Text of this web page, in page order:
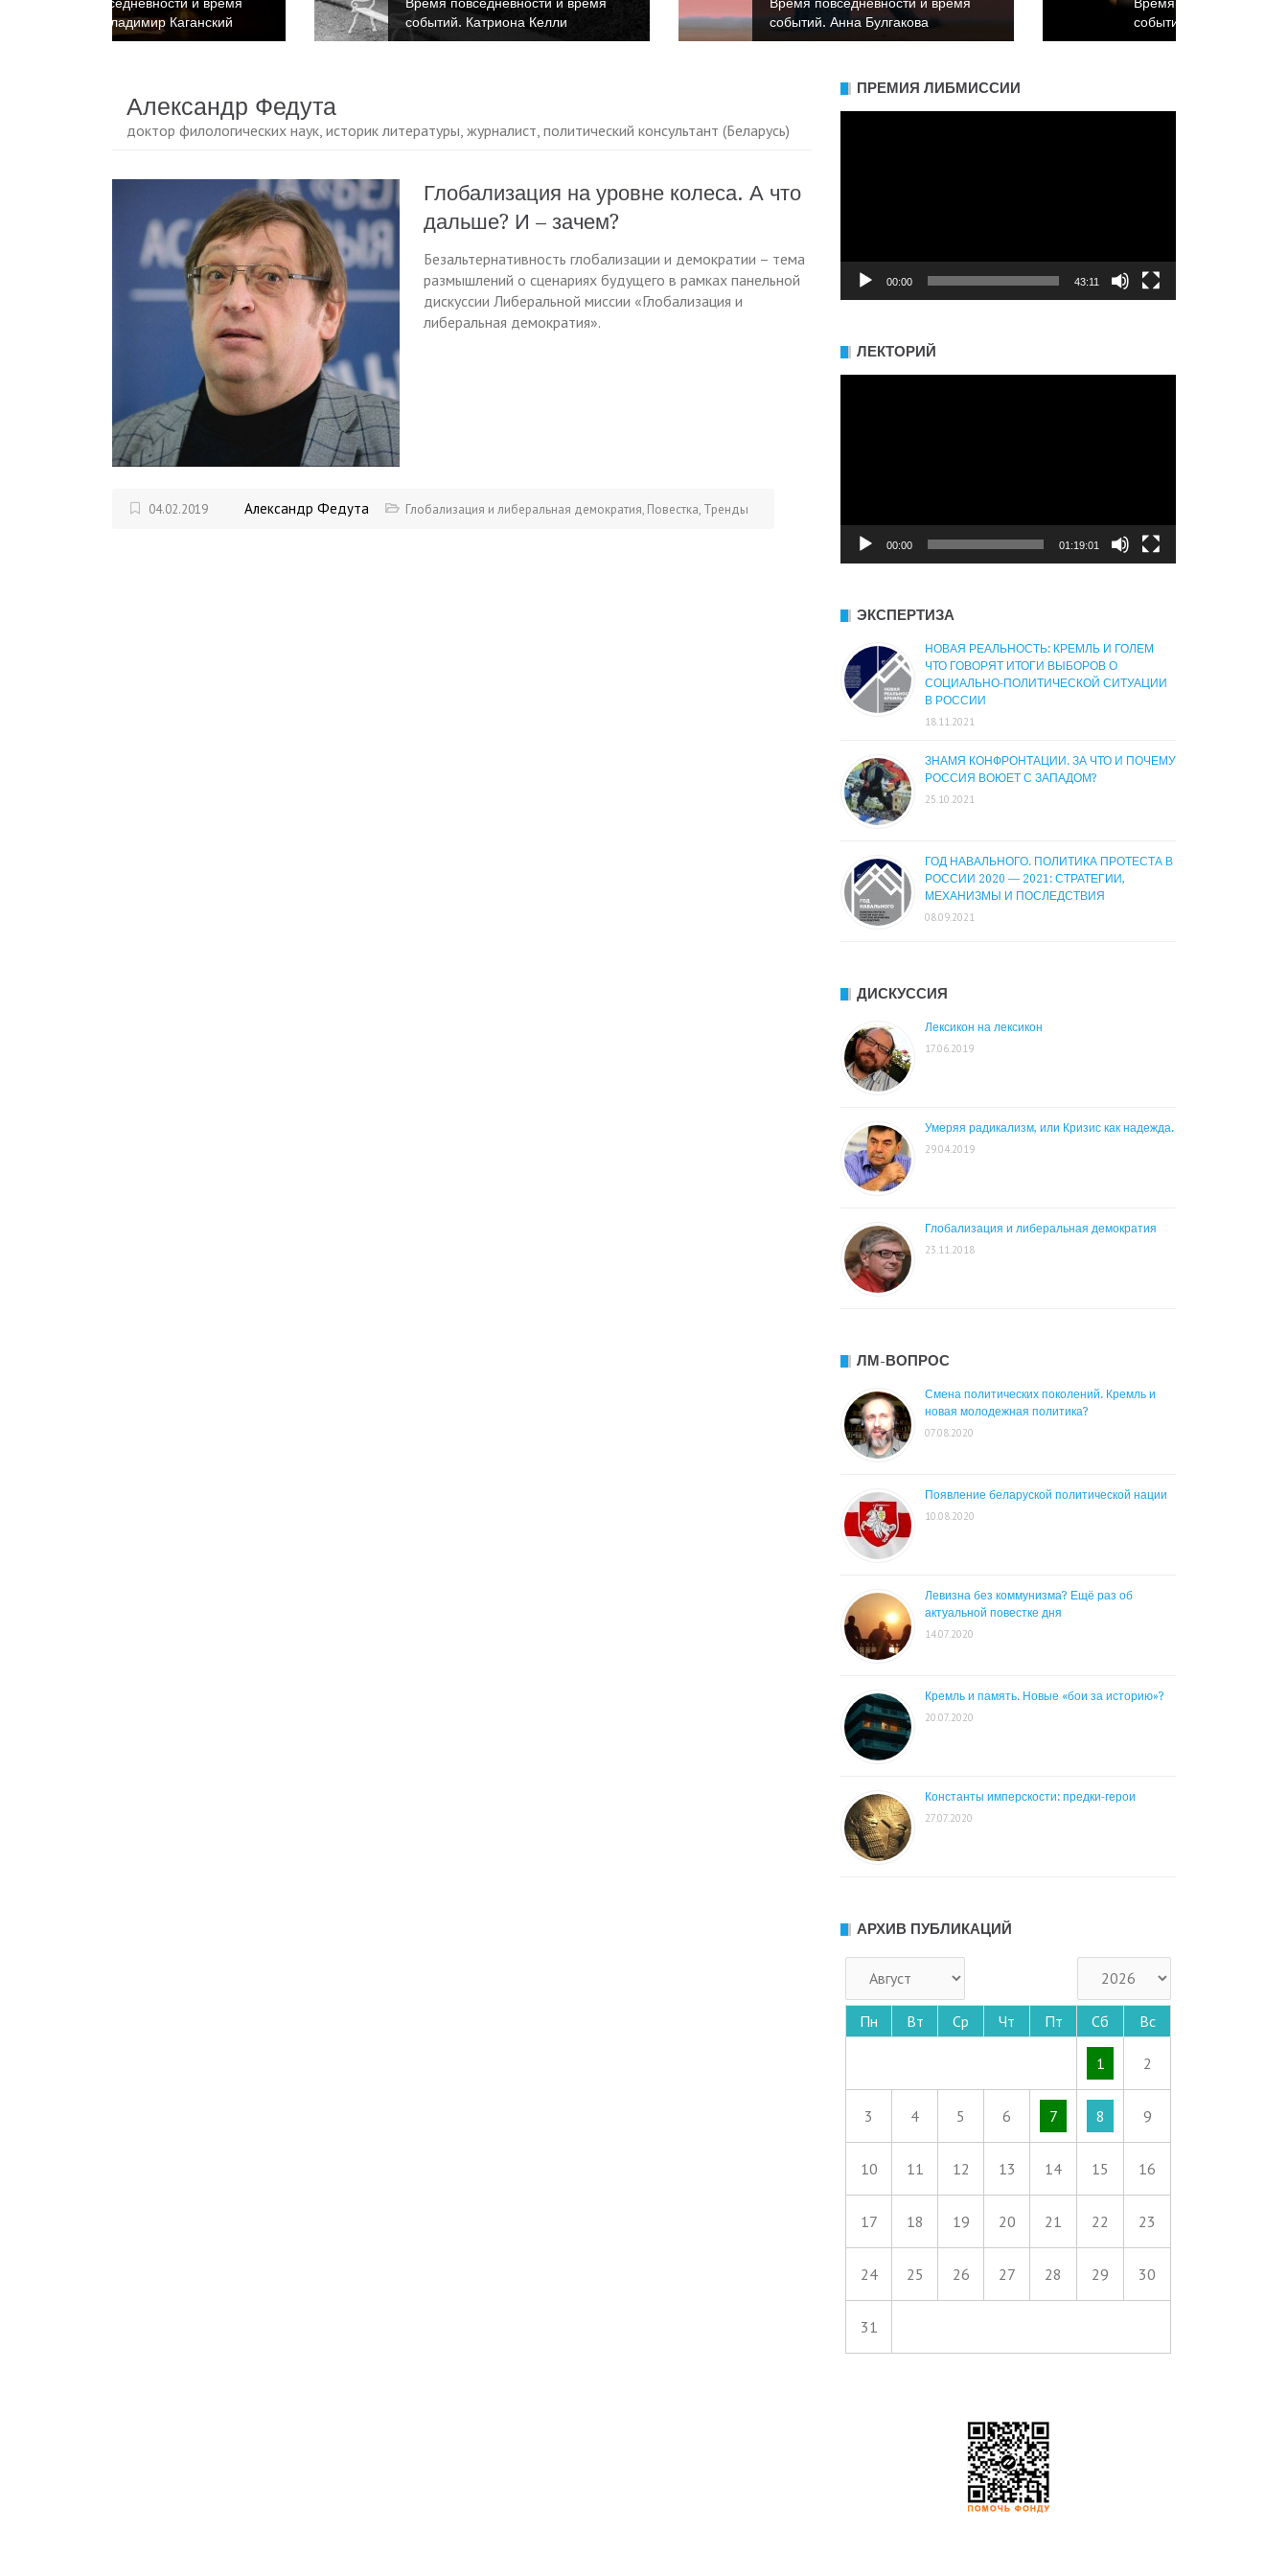
событий. Катриона Келли
событий. Анна Булгакова
событий. Константин Пахалюк
Александр Федута
доктор филологических наук, историк литературы, журналист, политический консультант (Беларусь)
Глобализация на уровне колеса. А что
дальше? И – зачем?
Безальтернативность глобализации и демократии – тема
размышлений о сценариях будущего в рамках панельной
дискуссии Либеральной миссии «Глобализация и
либеральная демократия».
04.02.2019 Александр Федута Глобализация и либеральная демократия, Повестка, Тренды
ПРЕМИЯ ЛИБМИССИИ
00:00 43:11
ЛЕКТОРИЙ
00:00 01:19:01
ЭКСПЕРТИЗА
НОВАЯ РЕАЛЬНОСТЬ: КРЕМЛЬ И ГОЛЕМ
ЧТО ГОВОРЯТ ИТОГИ ВЫБОРОВ О
СОЦИАЛЬНО-ПОЛИТИЧЕСКОЙ СИТУАЦИИ
В РОССИИ
18.11.2021
ЗНАМЯ КОНФРОНТАЦИИ. ЗА ЧТО И ПОЧЕМУ
РОССИЯ ВОЮЕТ С ЗАПАДОМ?
25.10.2021
ГОД НАВАЛЬНОГО. ПОЛИТИКА ПРОТЕСТА В
РОССИИ 2020 — 2021: СТРАТЕГИИ,
МЕХАНИЗМЫ И ПОСЛЕДСТВИЯ
08.09.2021
ДИСКУССИЯ
Лексикон на лексикон
17.06.2019
Умеряя радикализм, или Кризис как надежда.
29.04.2019
Глобализация и либеральная демократия
23.11.2018
ЛМ-ВОПРОС
Смена политических поколений. Кремль и
новая молодежная политика?
07.08.2020
Появление беларуской политической нации
10.08.2020
Левизна без коммунизма? Ещё раз об
актуальной повестке дня
14.07.2020
Кремль и память. Новые «бои за историю»?
20.07.2020
Константы имперскости: предки-герои
27.07.2020
АРХИВ ПУБЛИКАЦИЙ
Пн Вт Ср Чт Пт Сб Вс
1 2
3 4 5 6 7 8 9
10 11 12 13 14 15 16
17 18 19 20 21 22 23
24 25 26 27 28 29 30
31